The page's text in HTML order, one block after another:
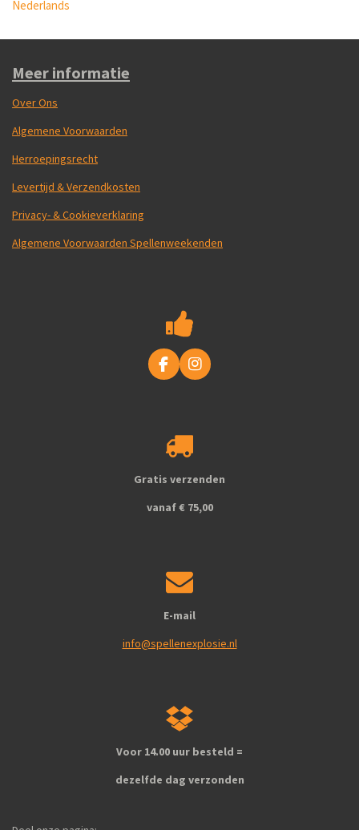
Nederlands
Meer informatie
Over Ons
Algemene Voorwaarden
Herroepingsrecht
Levertijd & Verzendkosten
Privacy- & Cookieverklaring
Algemene Voorwaarden Spellenweekenden
F
a
o
o
I
n
m
Gratis verzenden
vanaf € 75,00
E-mail
info@spellenexplosie.nl
Voor 14.00 uur besteld =
dezelfde dag verzonden